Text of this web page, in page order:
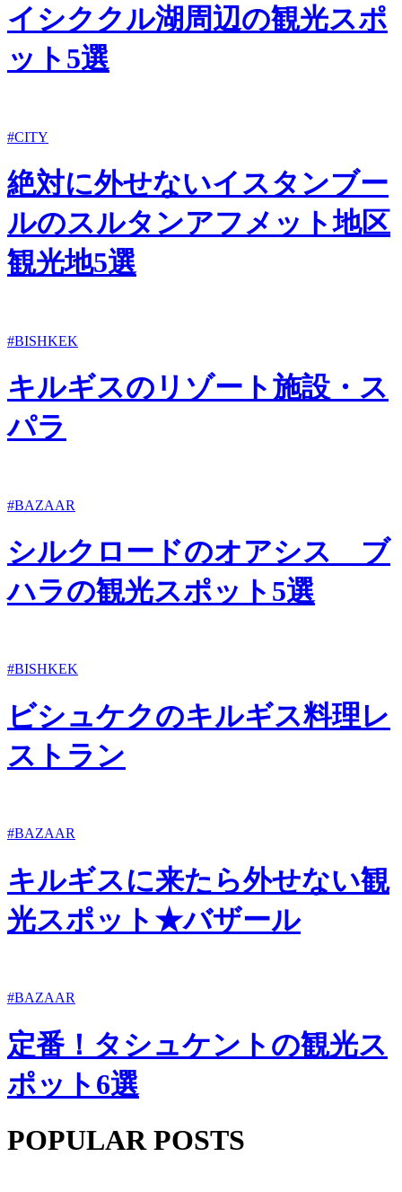
イシククル湖周辺の観光スポ
ット5選
#CITY
絶対に外せないイスタンブー
ルのスルタンアフメット地区
観光地5選
#BISHKEK
キルギスのリゾート施設・ス
パラ
#BAZAAR
シルクロードのオアシス ブ
ハラの観光スポット5選
#BISHKEK
ビシュケクのキルギス料理レ
ストラン
#BAZAAR
キルギスに来たら外せない観
光スポット★バザール
#BAZAAR
定番！タシュケントの観光ス
ポット6選
POPULAR POSTS